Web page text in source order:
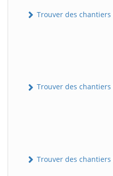
Trouver des chantiers
Trouver des
Trouver des